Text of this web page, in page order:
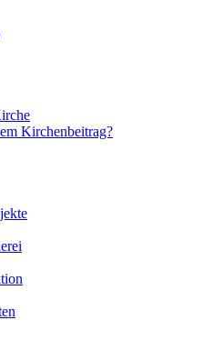
Kirchenbeitrag?